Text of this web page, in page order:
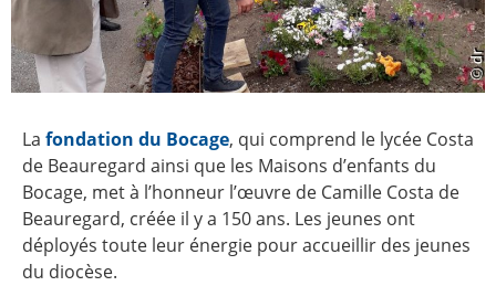
La fondation du Bocage, qui comprend le lycée Costa
de Beauregard ainsi que les Maisons d’enfants du
Bocage, met à l’honneur l’œuvre de Camille Costa de
Beauregard, créée il y a 150 ans. Les jeunes ont
déployés toute leur énergie pour accueillir des jeunes
du diocèse.